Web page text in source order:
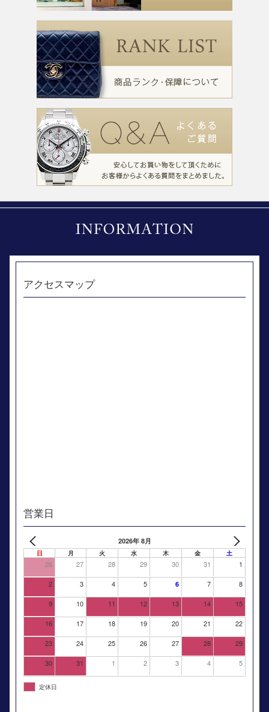
アクセスマップ
営業日
2026年 8月
日 月 火 水 木 金 土
26 27 28 29 30 31 1
2 3 4 5 6 7 8
9 10 11 12 13 14 15
16 17 18 19 20 21 22
23 24 25 26 27 28 29
30 31 1 2 3 4 5
定休日